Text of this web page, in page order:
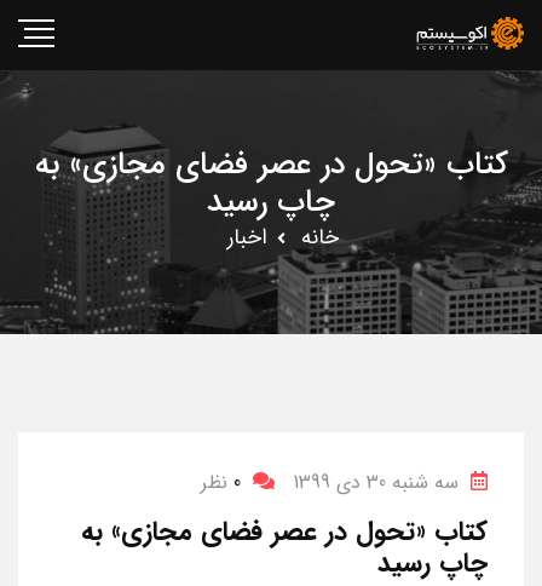
کتاب «تحول در عصر فضای مجازی» به
چاپ رسید
خانه اخبار
سه شنبه 30 دی 1399 0 نظر
کتاب «تحول در عصر فضای مجازی» به
چاپ رسید